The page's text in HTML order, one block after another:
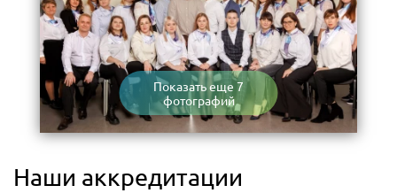
Показать еще 7
фотографий
Наши аккредитации